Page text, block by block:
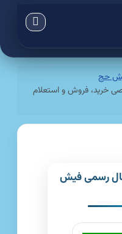
حج
خرید، فروش و استعلام
رسمی فیش